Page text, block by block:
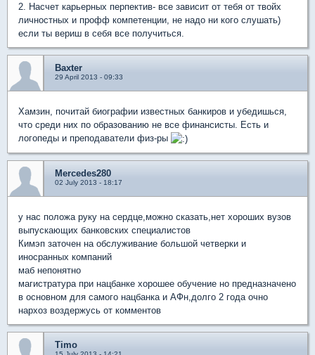
2. Насчет карьерных перпектив- все зависит от тебя от твойх
личностных и профф компетенции, не надо ни кого слушать)
если ты вериш в себя все получиться.
Baxter
29 April 2013 - 09:33
Хамзин, почитай биографии известных банкиров и убедишься,
что среди них по образованию не все финансисты. Есть и
логопеды и преподаватели физ-ры
Mercedes280
02 July 2013 - 18:17
у нас положа руку на сердце,можно сказать,нет хороших вузов
выпускающих банковских специалистов
Кимэп заточен на обслуживание большой четверки и
иносранных компаний
маб непонятно
магистратура при нацбанке хорошее обучение но предназначено
в основном для самого нацбанка и АФн,долго 2 года очно
нархоз воздержусь от комментов
Timo